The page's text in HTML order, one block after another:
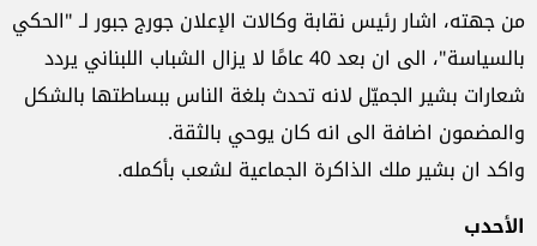
من جهته، اشار رئيس نقابة وكالات الإعلان جورج جبور لـ "الحكي
بالسياسة"، الى ان بعد 40 عامًا لا يزال الشباب اللبناني يردد
شعارات بشير الجميّل لانه تحدث بلغة الناس ببساطتها بالشكل
والمضمون اضافة الى انه كان يوحي بالثقة.
واكد ان بشير ملك الذاكرة الجماعية لشعب بأكمله.
الأحدب